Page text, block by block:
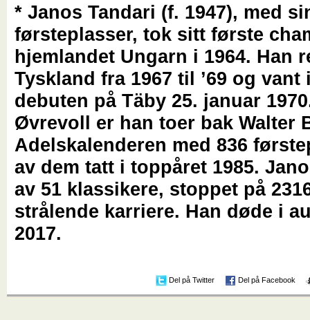
* Janos Tandari (f. 1947), med
førsteplasser, tok sitt første
hjemlandet Ungarn i 1964. Han
Tyskland fra 1967 til ’69 og vant
debuten på Täby 25. januar
Øvrevoll er han toer bak Walter
Adelskalenderen med 836
av dem tatt i toppåret 1985.
av 51 klassikere, stoppet på
strålende karriere. Han døde i
2017.
Del på Twitter Del på Facebook